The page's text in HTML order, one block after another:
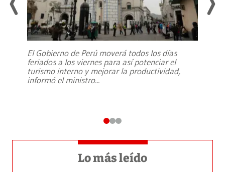
El Gobierno de Perú moverá todos los días
feriados a los viernes para así potenciar el
turismo interno y mejorar la productividad,
informó el ministro...
Lo más leído